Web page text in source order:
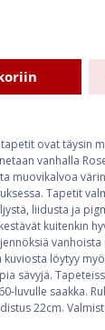
ovat täysin
vanhalla
muovikalvoa
Tapetit
liidusta ja
kuitenkin
kuviosta löytyy
sävyjä.
luvulle saakka.
22cm.